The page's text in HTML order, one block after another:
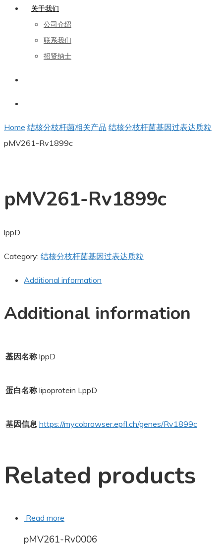
关于我们
公司介绍
联系我们
招贤纳士
Home 结核分枝杆菌相关产品 结核分枝杆菌基因过表达质粒
pMV261-Rv1899c
pMV261-Rv1899c
lppD
Category: 结核分枝杆菌基因过表达质粒
Additional information
Additional information
基因名称 lppD
蛋白名称 lipoprotein LppD
基因信息 https://mycobrowser.epfl.ch/genes/Rv1899c
Related products
Read more
pMV261-Rv0006